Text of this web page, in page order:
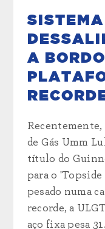
A
de Gás Umm
título do
para o
pesado numa
recorde, a
aço fixa pesa